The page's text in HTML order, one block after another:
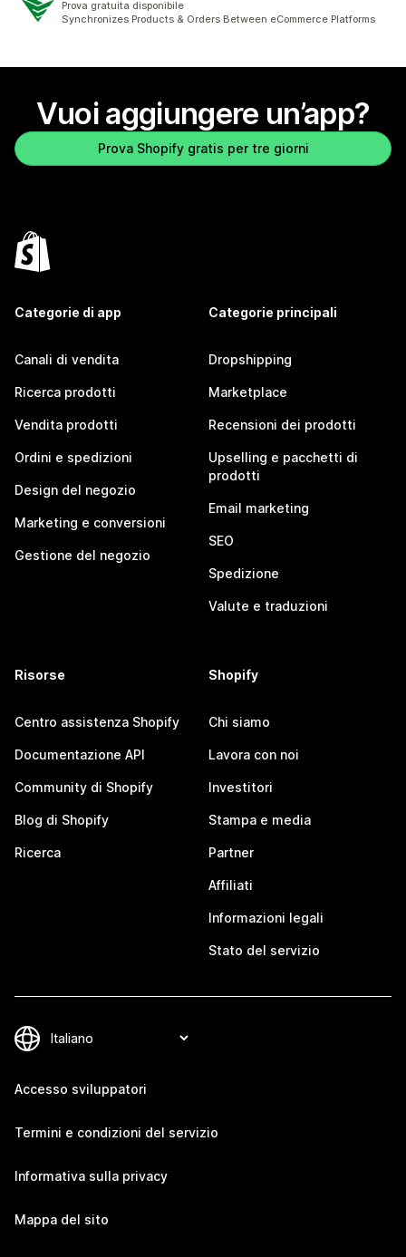
Prova gratuita disponibile
Synchronizes Products & Orders Between eCommerce Platforms
Vuoi aggiungere un’app?
Prova Shopify gratis per tre giorni
Categorie di app
Canali di vendita
Ricerca prodotti
Vendita prodotti
Ordini e spedizioni
Design del negozio
Marketing e conversioni
Gestione del negozio
Categorie principali
Dropshipping
Marketplace
Recensioni dei prodotti
Upselling e pacchetti di
prodotti
Email marketing
SEO
Spedizione
Valute e traduzioni
Risorse
Centro assistenza Shopify
Documentazione API
Community di Shopify
Blog di Shopify
Ricerca
Shopify
Chi siamo
Lavora con noi
Investitori
Stampa e media
Partner
Affiliati
Informazioni legali
Stato del servizio
Accesso sviluppatori
Termini e condizioni del servizio
Informativa sulla privacy
Mappa del sito